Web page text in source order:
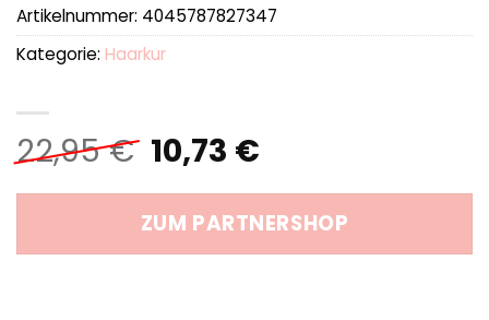
22,95€ Ursprünglicher
Preis
war:
22,95 €
10,73 €Aktueller
ist:
10,73 €.
ZUM PARTNERSHOP
Artikelnummer: 4045787827347
Kategorie: Haarkur